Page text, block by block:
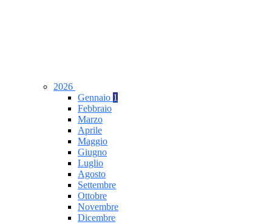
2026
Gennaio 1
Febbraio
Marzo
Aprile
Maggio
Giugno
Luglio
Agosto
Settembre
Ottobre
Novembre
Dicembre